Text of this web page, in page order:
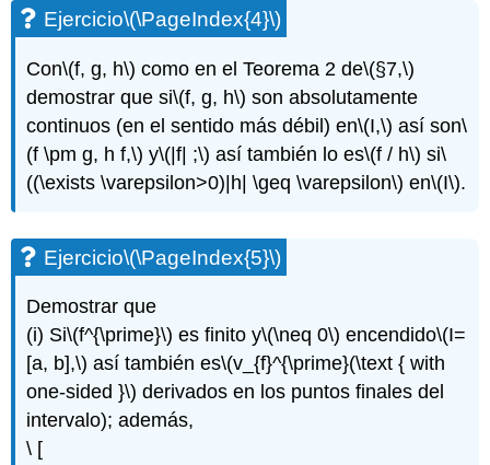
Ejercicio\(\PageIndex{4}\)
Con\(f, g, h\) como en el Teorema 2 de\(§7,\)
demostrar que si\(f, g, h\) son absolutamente
continuos (en el sentido más débil) en\(I,\) así son\
(f \pm g, h f,\) y\(|f| ;\) así también lo es\(f / h\) si\
((\exists \varepsilon>0)|h| \geq \varepsilon\) en\(I\).
Ejercicio\(\PageIndex{5}\)
Demostrar que
(i) Si\(f^{\prime}\) es finito y\(\neq 0\) encendido\(I=
[a, b],\) así también es\(v_{f}^{\prime}(\text { with
one-sided }\) derivados en los puntos finales del
intervalo); además,
\ [